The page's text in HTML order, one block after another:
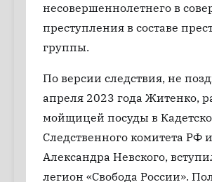
несовершеннолетнего в
преступления в составе
группы.
По версии следствия, не
апреля 2023 года Житенко,
мойщицей посуды в
Следственного комитета РФ
Александра Невского,
легион «Свобода России».